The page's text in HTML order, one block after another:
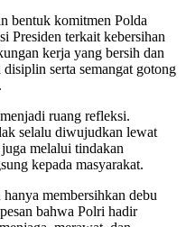
bentuk komitmen Polda
Presiden terkait kebersihan
kerja yang bersih dan
serta semangat gotong
ruang refleksi.
selalu diwujudkan lewat
melalui tindakan
kepada masyarakat.
membersihkan debu
bahwa Polri hadir